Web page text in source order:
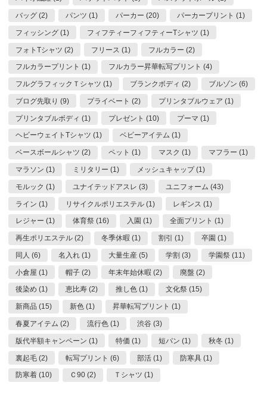
バッグ (2) パンツ (1) パーカー (20) パーカープリント (1)
フィッシング (1) フィフティーフィフティーTシャツ (1)
フォトTシャツ (2) フリース (1) フルカラー (2)
フルカラープリント (1) フルカラー昇華転写プリント (4)
フルグラフィックＴシャツ (1) ブランクボディ (2) ブルゾン (6)
ブログ先取り (9) プライベート (2) プリンタブルウェア (1)
プリンタブルボディ (1) プレゼント (10) プーマ (1)
ヘビーウェイトTシャツ (1) ベビーアイテム (1)
ベースボールシャツ (2) ペット (1) マスク (1) マフラー (1)
マラソン (1) ミリタリー (1) メッシュキャップ (1)
モルック (1) ユナイテッドアスレ (3) ユニフォーム (43)
ライン (1) リサイクルポリエステル (1) レギンス (1)
レジャー (1) 体育祭 (16) 入園 (1) 全面プリント (1)
再生ポリエステル (2) 冬季休暇 (1) 割引 (1) 卒園 (1)
同人 (6) 名入れ (1) 大量生産 (5) 学割 (3) 学園祭 (11)
小倉屋 (1) 帽子 (2) 年末年始休暇 (2) 廃盤 (2)
後染め (1) 恵比寿 (2) 推し色 (1) 文化祭 (15)
新商品 (15) 新色 (1) 昇華転写プリント (1)
春夏アイテム (2) 流行色 (1) 渋谷 (3)
版代半額キャンペーン (1) 特価 (1) 短パン (1) 秋冬 (1)
裏起毛 (2) 転写プリント (6) 部活 (1) 防寒具 (1)
防寒着 (10) Ｃ90 (2) Ｔシャツ (1)